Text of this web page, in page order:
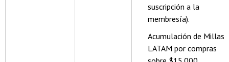
suscripción a la
membresía).
Acumulación de Millas
LATAM por compras